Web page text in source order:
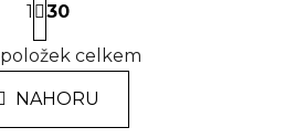
O
v
l
á
t
á
n
k
1 30
položek celkem
NAHORU